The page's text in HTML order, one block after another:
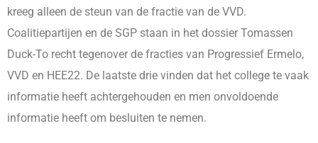
kreeg alleen de steun van de fractie van de VVD.
Coalitiepartijen en de SGP staan in het dossier Tomassen
Duck-To recht tegenover de fracties van Progressief Ermelo,
VVD en HEE22. De laatste drie vinden dat het college te vaak
informatie heeft achtergehouden en men onvoldoende
informatie heeft om besluiten te nemen.